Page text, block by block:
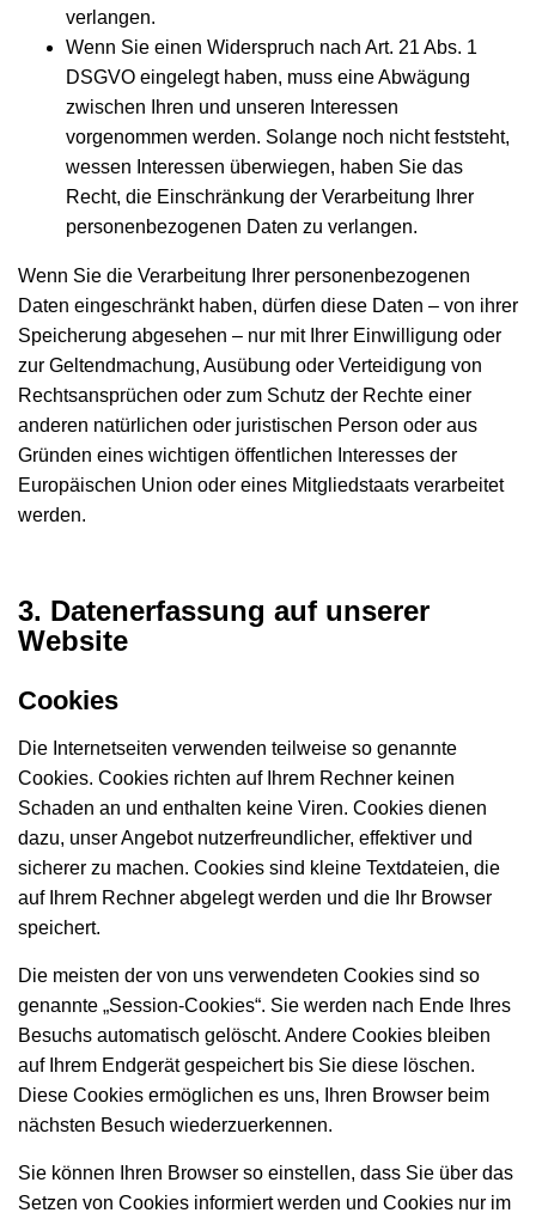
verlangen.
Wenn Sie einen Widerspruch nach Art. 21 Abs. 1
DSGVO eingelegt haben, muss eine Abwägung
zwischen Ihren und unseren Interessen
vorgenommen werden. Solange noch nicht feststeht,
wessen Interessen überwiegen, haben Sie das
Recht, die Einschränkung der Verarbeitung Ihrer
personenbezogenen Daten zu verlangen.
Wenn Sie die Verarbeitung Ihrer personenbezogenen
Daten eingeschränkt haben, dürfen diese Daten – von ihrer
Speicherung abgesehen – nur mit Ihrer Einwilligung oder
zur Geltendmachung, Ausübung oder Verteidigung von
Rechtsansprüchen oder zum Schutz der Rechte einer
anderen natürlichen oder juristischen Person oder aus
Gründen eines wichtigen öffentlichen Interesses der
Europäischen Union oder eines Mitgliedstaats verarbeitet
werden.
3. Datenerfassung auf unserer
Website
Cookies
Die Internetseiten verwenden teilweise so genannte
Cookies. Cookies richten auf Ihrem Rechner keinen
Schaden an und enthalten keine Viren. Cookies dienen
dazu, unser Angebot nutzerfreundlicher, effektiver und
sicherer zu machen. Cookies sind kleine Textdateien, die
auf Ihrem Rechner abgelegt werden und die Ihr Browser
speichert.
Die meisten der von uns verwendeten Cookies sind so
genannte „Session-Cookies“. Sie werden nach Ende Ihres
Besuchs automatisch gelöscht. Andere Cookies bleiben
auf Ihrem Endgerät gespeichert bis Sie diese löschen.
Diese Cookies ermöglichen es uns, Ihren Browser beim
nächsten Besuch wiederzuerkennen.
Sie können Ihren Browser so einstellen, dass Sie über das
Setzen von Cookies informiert werden und Cookies nur im